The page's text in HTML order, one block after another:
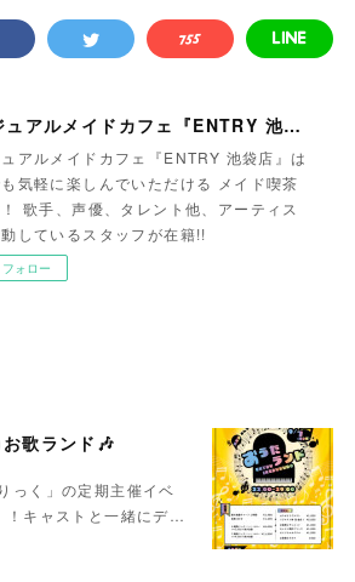
カジュアルメイドカフェ『ENTRY 池袋店』
アルメイドカフェ『ENTRY 池袋店』は
気軽に楽しんでいただける メイド喫茶
歌手、声優、タレント他、アーティス
動しているスタッフが在籍!!
フォロー
歌ランド🎶
っく」の定期主催イベ
！キャストと一緒にデ…